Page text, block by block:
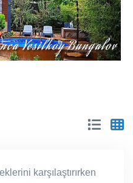
karşılaştırırken